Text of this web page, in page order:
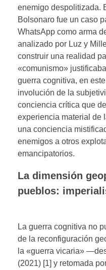
enemigo despolitizada.
Bolsonaro fue un caso
WhatsApp como arma
analizado por Luz y
construir una realidad
«comunismo»
guerra cognitiva, en
involución de la
conciencia crítica que
experiencia material de
una conciencia
enemigos a otros
emancipatorios.
La dimensión
pueblos:
La guerra cognitiva no
de la reconfiguración
la «guerra vicaria»
(2021) [1] y retomada